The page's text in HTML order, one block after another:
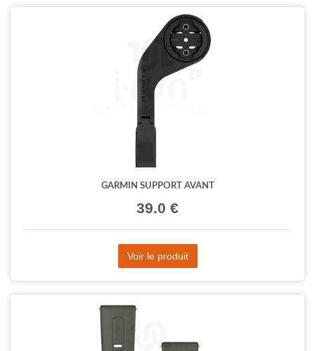
GARMIN SUPPORT AVANT
39.0 €
Voir le produit